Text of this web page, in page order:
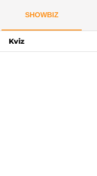
SHOWBIZ
Kviz